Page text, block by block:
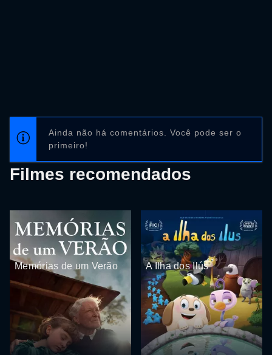
Ainda não há comentários. Você pode ser o
primeiro!
Filmes recomendados
Memórias de um Verão A Ilha dos Ilús